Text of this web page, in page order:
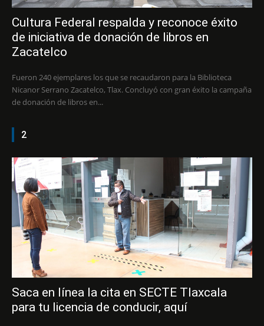
Cultura Federal respalda y reconoce éxito
de iniciativa de donación de libros en
Zacatelco
Fueron 240 ejemplares los que se recaudaron para la Biblioteca
Nicanor Serrano Zacatelco, Tlax. Concluyó con gran éxito la campaña
de donación de libros en...
2
Saca en línea la cita en SECTE Tlaxcala
para tu licencia de conducir, aquí